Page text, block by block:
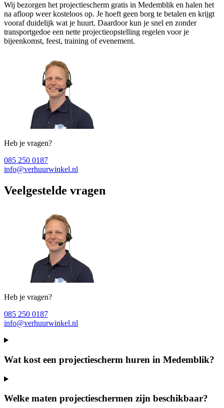
Wij bezorgen het projectiescherm gratis in Medemblik en halen het
na afloop weer kosteloos op. Je hoeft geen borg te betalen en krijgt
vooraf duidelijk wat je huurt. Daardoor kun je snel en zonder
transportgedoe een nette projectieopstelling regelen voor je
bijeenkomst, feest, training of evenement.
Heb je vragen?
085 250 0187
info@verhuurwinkel.nl
Veelgestelde vragen
Heb je vragen?
085 250 0187
info@verhuurwinkel.nl
Wat kost een projectiescherm huren in Medemblik?
Welke maten projectieschermen zijn beschikbaar?